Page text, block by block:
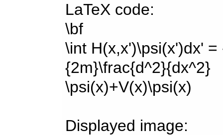
LaTeX code:
\bf
\int H(x,x')\psi(x')dx'
{2m}\frac{d^2}{dx^2}
\psi(x)+V(x)\psi(x)
Displayed image: